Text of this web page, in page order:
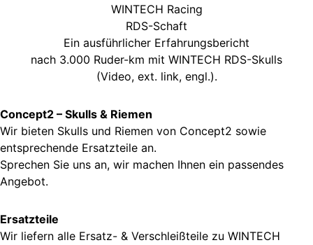
WINTECH Racing
RDS-Schaft
Ein ausführlicher Erfahrungsbericht
nach 3.000 Ruder-km mit WINTECH RDS-Skulls
(Video, ext. link, engl.).
Concept2 – Skulls & Riemen
Wir bieten Skulls und Riemen von Concept2 sowie
entsprechende Ersatzteile an.
Sprechen Sie uns an, wir machen Ihnen ein passendes
Angebot.
Ersatzteile
Wir liefern alle Ersatz- & Verschleißteile zu WINTECH